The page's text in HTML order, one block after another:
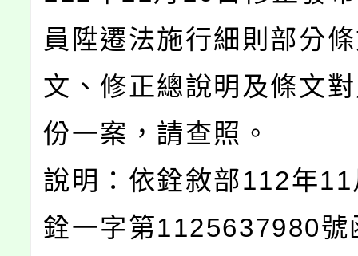
員陞遷法施行細則部分
文、修正總說明及條文
份一案，請查照。
說明：依銓敘部112年
銓一字第1125637980號